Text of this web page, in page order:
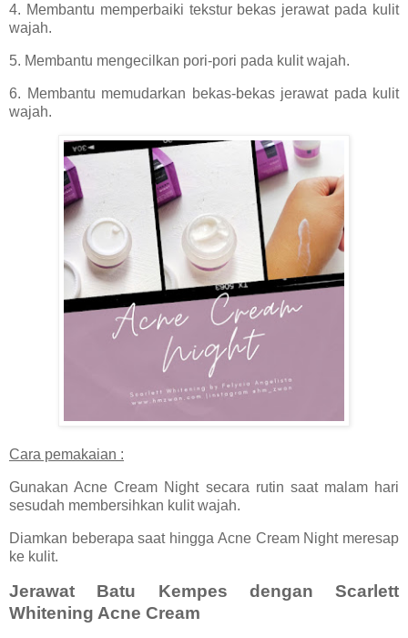
4. Membantu memperbaiki tekstur bekas jerawat pada kulit
wajah.
5. Membantu mengecilkan pori-pori pada kulit wajah.
6. Membantu memudarkan bekas-bekas jerawat pada kulit
wajah.
Cara pemakaian :
Gunakan Acne Cream Night secara rutin saat malam hari
sesudah membersihkan kulit wajah.
Diamkan beberapa saat hingga Acne Cream Night meresap
ke kulit.
Jerawat Batu Kempes dengan Scarlett
Whitening Acne Cream